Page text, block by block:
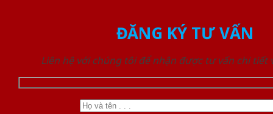
ĐĂNG KÝ TƯ VẤN
Liên hệ với chúng tôi để nhận được tư vấn chi tiết